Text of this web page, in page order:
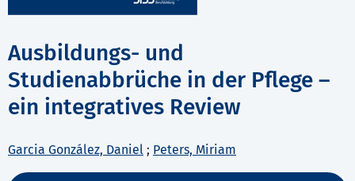
Ausbildungs- und
Studienabbrüche in der Pflege –
ein integratives Review
Garcia González, Daniel ; Peters, Miriam